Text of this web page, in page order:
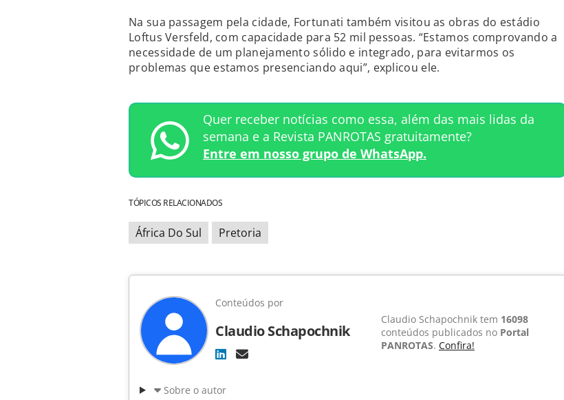
Na sua passagem pela cidade, Fortunati também visitou as obras do estádio
Loftus Versfeld, com capacidade para 52 mil pessoas. “Estamos comprovando a
necessidade de um planejamento sólido e integrado, para evitarmos os
problemas que estamos presenciando aqui”, explicou ele.
Quer receber notícias como essa, além das mais lidas da
semana e a Revista PANROTAS gratuitamente?
Entre em nosso grupo de WhatsApp.
TÓPICOS RELACIONADOS
África Do Sul Pretoria
Conteúdos por
Claudio Schapochnik
Claudio Schapochnik tem 16098
conteúdos publicados no Portal
PANROTAS. Confira!
Sobre o autor